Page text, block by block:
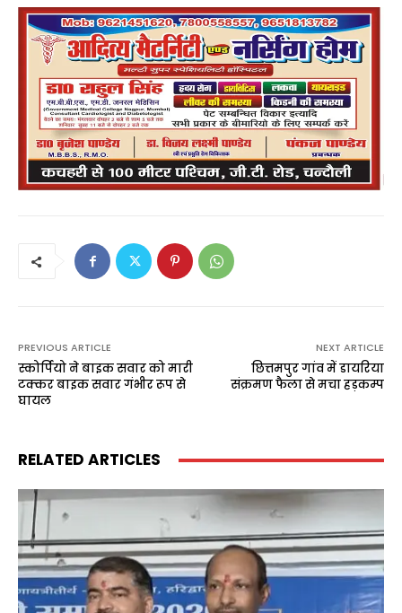
PREVIOUS ARTICLE
स्कोर्पियो ने बाइक सवार को मारी
टक्कर बाइक सवार गंभीर रूप से
घायल
NEXT ARTICLE
छित्तमपुर गांव में डायरिया
संक्रमण फैला से मचा हड़कम्प
RELATED ARTICLES